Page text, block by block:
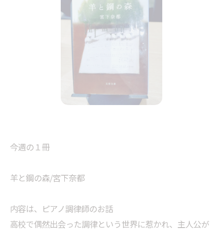
今週の１冊
羊と鋼の森/宮下奈都
内容は、ピアノ調律師のお話
高校で偶然出会った調律という世界に惹かれ、主人公が